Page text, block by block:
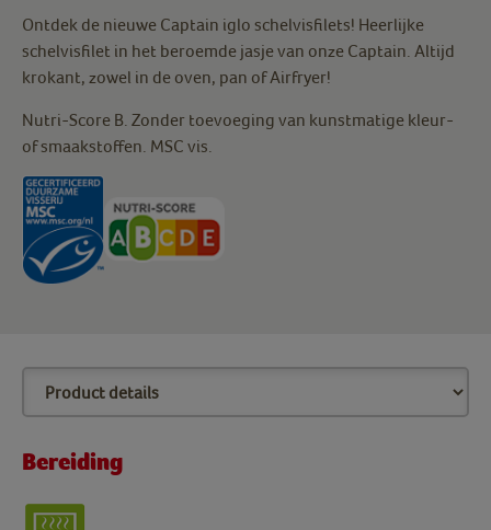
Ontdek de nieuwe Captain iglo schelvisfilets! Heerlijke
schelvisfilet in het beroemde jasje van onze Captain. Altijd
krokant, zowel in de oven, pan of Airfryer!
Nutri-Score B. Zonder toevoeging van kunstmatige kleur-
of smaakstoffen. MSC vis.
Bereiding